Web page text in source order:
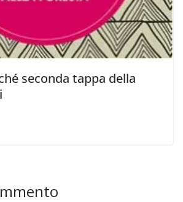
seconda tappa della